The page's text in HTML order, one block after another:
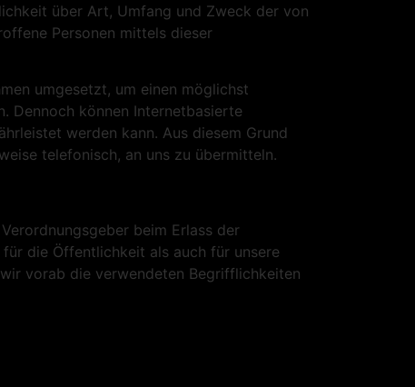
über Art, Umfang und Zweck der von
Personen mittels dieser
umgesetzt, um einen möglichst
Dennoch können Internetbasierte
werden kann. Aus diesem Grund
telefonisch, an uns zu übermitteln.
beim Erlass der
die Öffentlichkeit als auch für unsere
vorab die verwendeten Begrifflichkeiten